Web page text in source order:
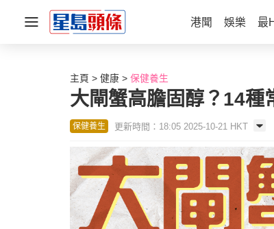
港聞 娛樂 最
主頁 健康 保健養生
大閘蟹高膽固醇？14種
保健養生 更新時間：18:05 2025-10-21 HKT